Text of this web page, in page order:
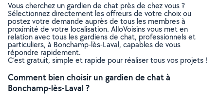
Vous cherchez un gardien de chat près de chez vous ?
Sélectionnez directement les offreurs de votre choix ou
postez votre demande auprès de tous les membres à
proximité de votre localisation. AlloVoisins vous met en
relation avec tous les gardiens de chat, professionnels et
particuliers, à Bonchamp-lès-Laval, capables de vous
répondre rapidement.
C’est gratuit, simple et rapide pour réaliser tous vos projets !
Comment bien choisir un gardien de chat à
Bonchamp-lès-Laval ?